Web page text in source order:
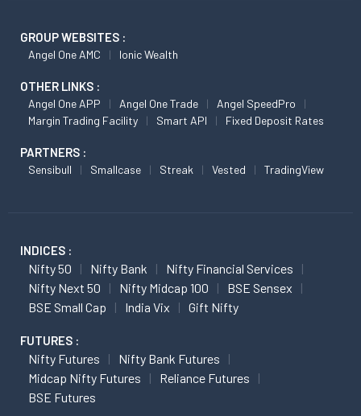
GROUP WEBSITES :
Angel One AMC Ionic Wealth
OTHER LINKS :
Angel One APP Angel One Trade
Angel SpeedPro
Margin Trading Facility
Smart API Fixed Deposit Rates
PARTNERS :
Sensibull Smallcase Streak Vested TradingView
INDICES :
Nifty 50 Nifty Bank
Nifty Financial Services
Nifty Next 50
Nifty Midcap 100
BSE Sensex
BSE Small Cap
India Vix Gift Nifty
FUTURES :
Nifty Futures
Nifty Bank Futures
Midcap Nifty Futures
Reliance Futures
BSE Futures